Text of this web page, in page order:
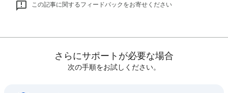
この記事に関するフィードバックをお寄せください
さらにサポートが必要な場合
次の手順をお試しください。